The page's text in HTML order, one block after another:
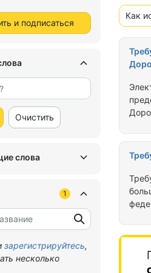
и подписаться
Очистить
слова
1
зарегистрируйтесь,
несколько
Как